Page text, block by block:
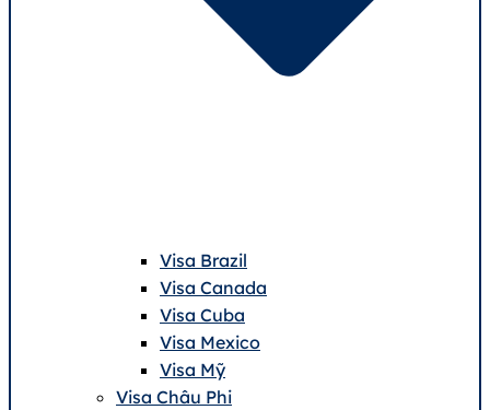
Visa Brazil
Visa Canada
Visa Cuba
Visa Mexico
Visa Mỹ
Visa Châu Phi